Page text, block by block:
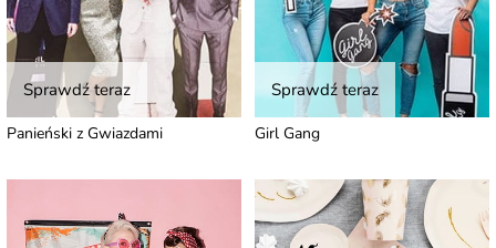
Sprawdź teraz
Panieński z Gwiazdami
Sprawdź teraz
Girl Gang